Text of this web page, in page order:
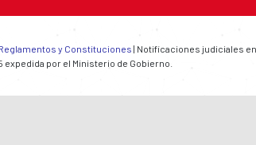
y Constituciones | Notificaciones judiciales en
por el Ministerio de Gobierno.